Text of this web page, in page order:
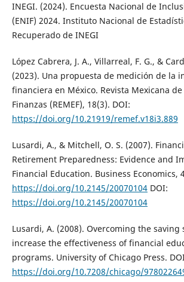
INEGI. (2024). Encuesta Nacional de
(ENIF) 2024. Instituto Nacional de
Recuperado de INEGI
López Cabrera, J. A., Villarreal, F. G., &
(2023). Una propuesta de medición de la
financiera en México. Revista Mexicana de
Finanzas (REMEF), 18(3). DOI:
https://doi.org/10.21919/remef.v18i3.889
Lusardi, A., & Mitchell, O. S. (2007).
Retirement Preparedness: Evidence and
Financial Education. Business Economics,
https://doi.org/10.2145/20070104DOI:
https://doi.org/10.2145/20070104
Lusardi, A. (2008). Overcoming the saving
increase the effectiveness of financial
programs. University of Chicago Press.
https://doi.org/10.7208/chicago/